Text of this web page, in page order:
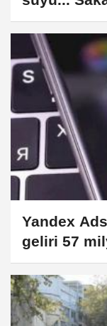
Yandex
geliri 57